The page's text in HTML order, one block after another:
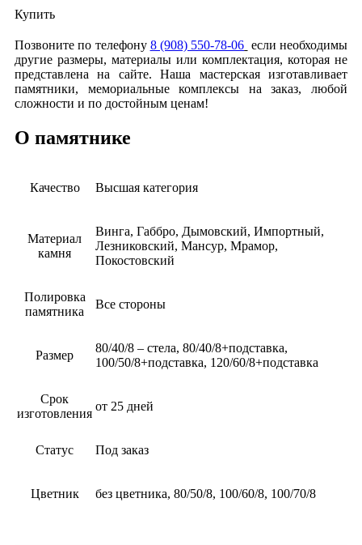
Купить
Позвоните по телефону 8 (908) 550-78-06 если необходимы
другие размеры, материалы или комплектация, которая не
представлена на сайте. Наша мастерская изготавливает
памятники, мемориальные комплексы на заказ, любой
сложности и по достойным ценам!
О памятнике
Качество Высшая категория
Материал
камня
Винга, Габбро, Дымовский, Импортный,
Лезниковский, Мансур, Мрамор,
Покостовский
Полировка
памятника
Все стороны
Размер
80/40/8 – стела, 80/40/8+подставка,
100/50/8+подставка, 120/60/8+подставка
Срок
изготовления
от 25 дней
Статус Под заказ
Цветник без цветника, 80/50/8, 100/60/8, 100/70/8